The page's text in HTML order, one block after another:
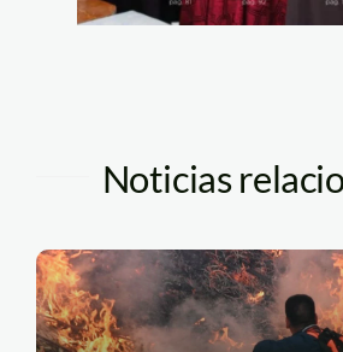
Noticias